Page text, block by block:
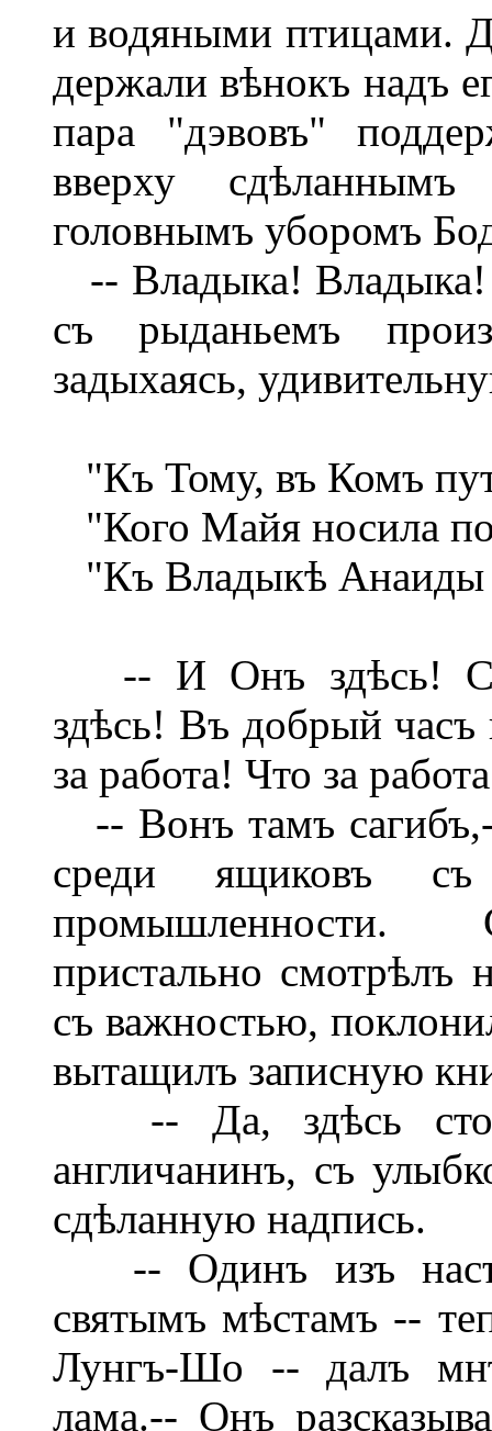
и водяными птицами.
держали вѣнокъ надъ
пара "дэвовъ"
вверху
головнымъ уборомъ
-- Владыка!
съ рыданьемъ
задыхаясь,
"Къ Тому, въ Комъ
"Кого Майя носила
"Къ Владыкѣ Анаиды
-- И Онъ здѣсь!
здѣсь! Въ добрый часъ
за работа! Что за
-- Вонъ тамъ
среди ящиковъ съ
промышленности.
пристально смотрѣлъ
съ важностью,
вытащилъ записную
-- Да, здѣсь
англичанинъ, съ
сдѣланную надпись.
-- Одинъ изъ насъ,
святымъ мѣстамъ --
Лунгъ-Шо -- далъ
лама.-- Онъ